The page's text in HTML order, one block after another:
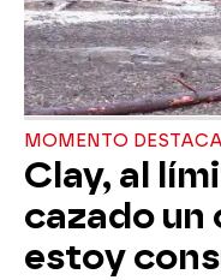
MOMENTO
Clay, al
cazado un
estoy